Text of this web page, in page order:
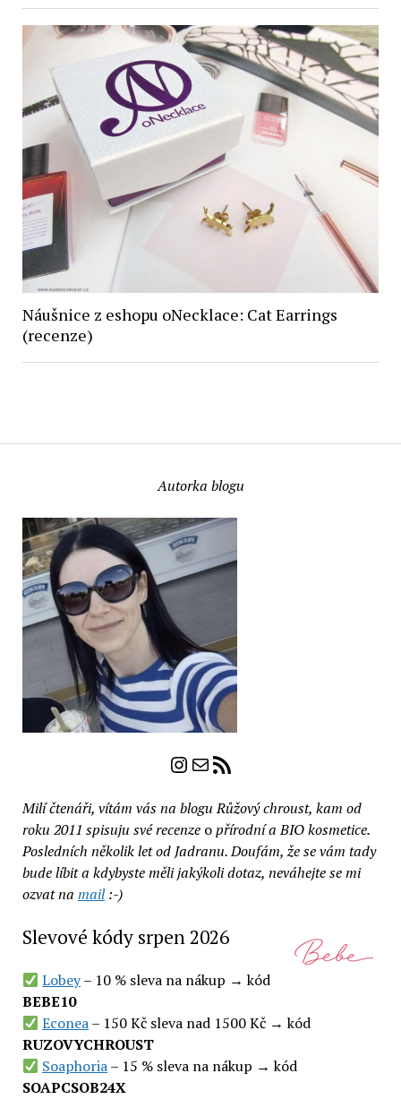
Autorka blogu
Instagram
E-mail
RSS zdroj
Milí čtenáři, vítám vás na blogu Růžový chroust, kam od
roku 2011 spisuju své recenze opřírodní a BIO kosmetice.
Posledních několik let od Jadranu. Doufám, že se vám tady
bude líbit a kdybyste měli jakýkoli dotaz, neváhejte se mi
ozvat na mail:-)
Slevové kódy srpen 2026
Lobey– 10 % sleva na nákup → kód
BEBE10
Econea– 150 Kč sleva nad 1500 Kč → kód
RUZOVYCHROUST
Soaphoria– 15 % sleva na nákup → kód
SOAPCSOB24X
Náušnice z eshopu oNecklace: Cat Earrings
(recenze)